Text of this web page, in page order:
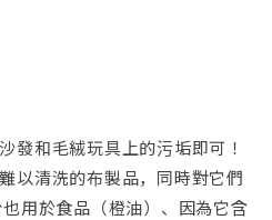
發和毛絨玩具上的污垢即可！
以清洗的布製品，同時對它們
用於食品（橙油）、因為它含